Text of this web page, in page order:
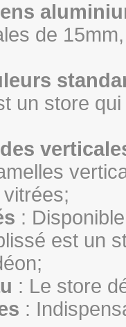
de
un store qui
:
est un
: Le store
: